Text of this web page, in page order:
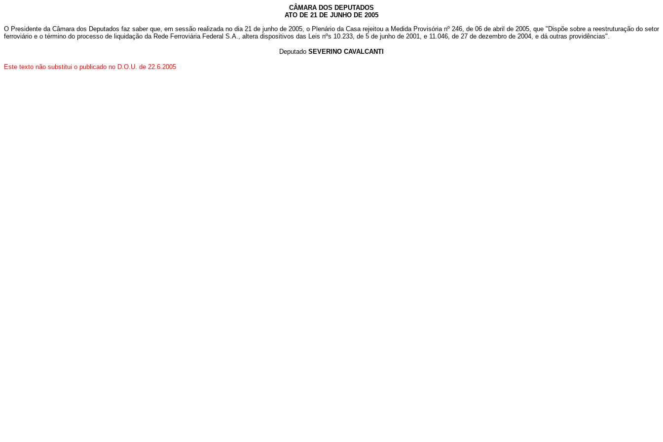
CÂMARA DOS DEPUTADOS
ATO DE 21 DE JUNHO DE 2005
O Presidente da Câmara dos Deputados faz saber que, em sessão realizada no dia 21 de junho de 2005, o Plenário da Casa rejeitou a Medida Provisória nº 246, de 06 de abril de 2005, que "Dispõe sobre a reestruturação do setor
ferroviário e o término do processo de liquidação da Rede Ferroviária Federal S.A., altera dispositivos das Leis nºs 10.233, de 5 de junho de 2001, e 11.046, de 27 de dezembro de 2004, e dá outras providências".
Deputado SEVERINO CAVALCANTI
Este texto não substitui o publicado no D.O.U. de 22.6.2005